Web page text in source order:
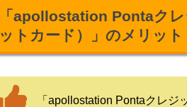
「apollostation Pontaク
ットカード）」のメリット
「apollostation Pontaクレ